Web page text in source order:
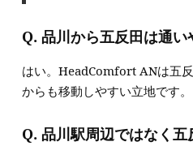
Q. 品川から五反田は通い
はい。HeadComfort ANは五
からも移動しやすい立地です。
Q. 品川駅周辺ではなく